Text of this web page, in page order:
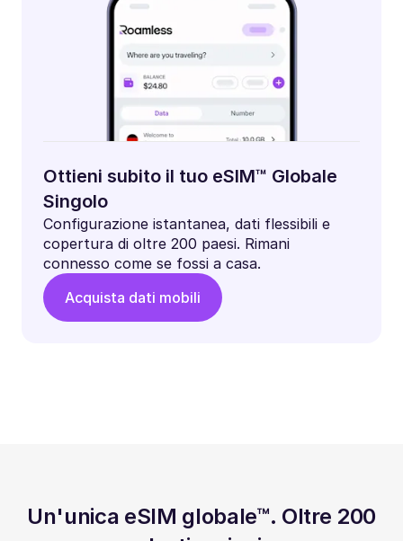
Ottieni subito il tuo eSIM™ Globale
Singolo
Configurazione istantanea, dati flessibili e
copertura di oltre 200 paesi. Rimani
connesso come se fossi a casa.
Acquista dati mobili
Un'unica eSIM globale™. Oltre 200